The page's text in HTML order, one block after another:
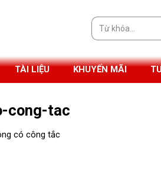
Tìm
kiếm:
TÀI LIỆU KHUYẾN MÃI
cong-tac
có công tắc